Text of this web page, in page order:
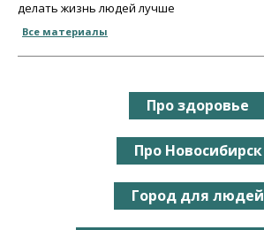
делать жизнь людей лучше
Все материалы
Про здоровье
Про Новосибирск
Город для людей